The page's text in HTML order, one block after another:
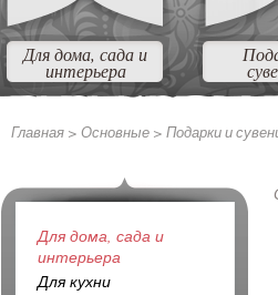
Для дома, сада и
интерьера
Главная > Основные > Подарки и
Для дома, сада и
интерьера
Для кухни